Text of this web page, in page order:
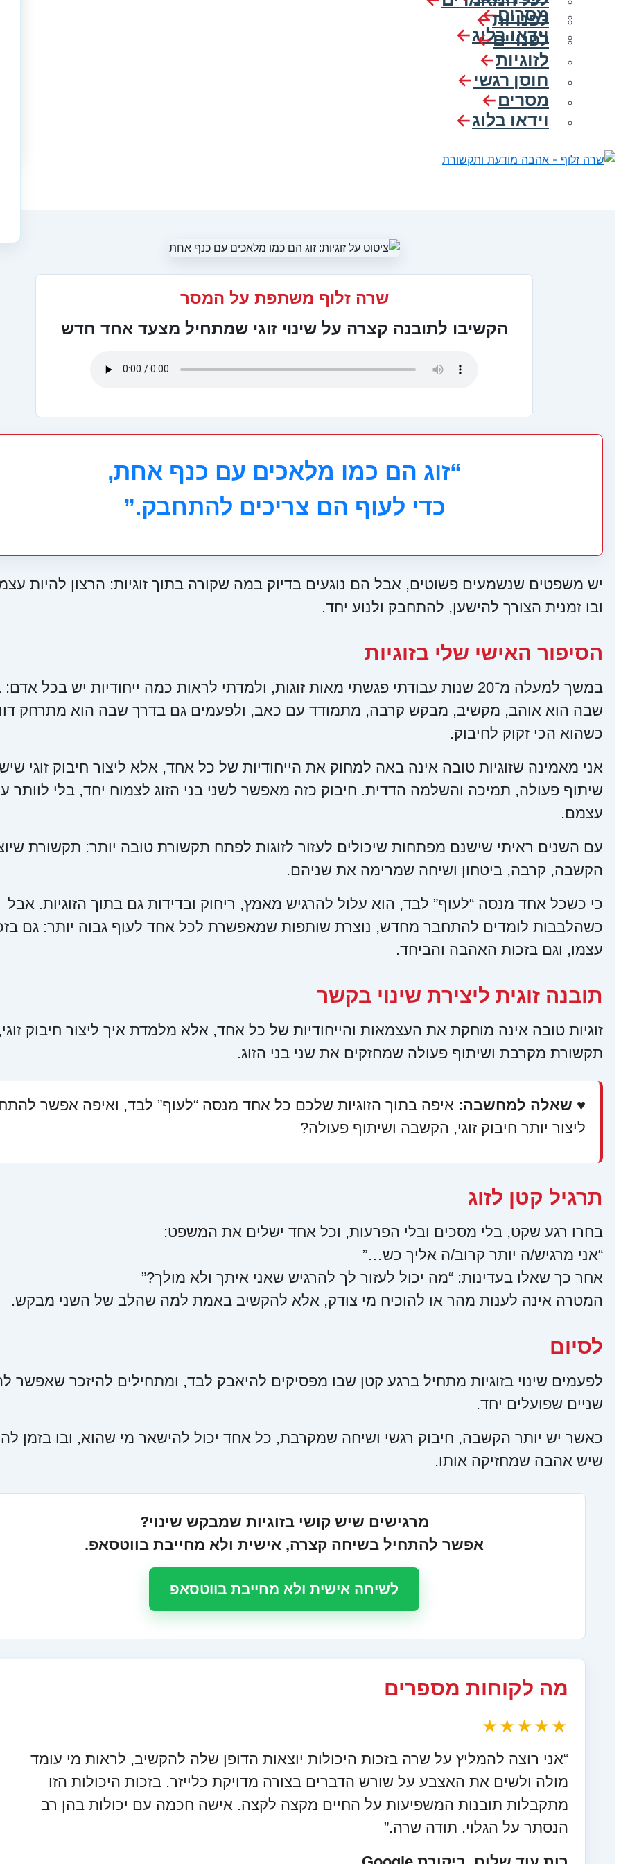
מסרים
וידאו בלוג
לפנויות
לפנויים
לזוגיות
חוסן רגשי
מסרים
וידאו בלוג
שרה זלוף משתפת על המסר
הקשיבו לתובנה קצרה על שינוי זוגי שמתחיל מצעד אחד חדש
“זוג הם כמו מלאכים עם כנף אחת,
כדי לעוף הם צריכים להתחבק.”
יש משפטים שנשמעים פשוטים, אבל הם נוגעים בדיוק במה שקורה בתוך זוגיות: הרצון להיות
ובו זמנית הצורך להישען, להתחבק ולנוע יחד.
הסיפור האישי שלי בזוגיות
במשך למעלה מ־20 שנות עבודתי פגשתי מאות זוגות, ולמדתי לראות כמה ייחודיות יש בכל
שבה הוא אוהב, מקשיב, מבקש קרבה, מתמודד עם כאב, ולפעמים גם בדרך שבה הוא מתרחק
כשהוא הכי זקוק לחיבוק.
אני מאמינה שזוגיות טובה אינה באה למחוק את הייחודיות של כל אחד, אלא ליצור חיבוק זוגי
שיתוף פעולה, תמיכה והשלמה הדדית. חיבוק כזה מאפשר לשני בני הזוג לצמוח יחד, בלי לוותר
עצמם.
עם השנים ראיתי שישנם מפתחות שיכולים לעזור לזוגות לפתח תקשורת טובה יותר: תקשורת
הקשבה, קרבה, ביטחון ושיחה שמרימה את שניהם.
כי כשכל אחד מנסה “לעוף” לבד, הוא עלול להרגיש מאמץ, ריחוק ובדידות גם בתוך הזוגיות. אבל
כשהלבבות לומדים להתחבר מחדש, נוצרת שותפות שמאפשרת לכל אחד לעוף גבוה יותר: גם
עצמו, וגם בזכות האהבה והביחד.
תובנה זוגית ליצירת שינוי בקשר
זוגיות טובה אינה מוחקת את העצמאות והייחודיות של כל אחד, אלא מלמדת איך ליצור חיבוק
תקשורת מקרבת ושיתוף פעולה שמחזקים את שני בני הזוג.
♥ שאלה למחשבה: איפה בתוך הזוגיות שלכם כל אחד מנסה “לעוף” לבד, ואיפה אפשר
ליצור יותר חיבוק זוגי, הקשבה ושיתוף פעולה?
תרגיל קטן לזוג
בחרו רגע שקט, בלי מסכים ובלי הפרעות, וכל אחד ישלים את המשפט:
“אני מרגיש/ה יותר קרוב/ה אליך כש…”
אחר כך שאלו בעדינות: “מה יכול לעזור לך להרגיש שאני איתך ולא מולך?”
המטרה אינה לענות מהר או להוכיח מי צודק, אלא להקשיב באמת למה שהלב של השני מבקש.
לסיום
לפעמים שינוי בזוגיות מתחיל ברגע קטן שבו מפסיקים להיאבק לבד, ומתחילים להיזכר שאפשר
שניים שפועלים יחד.
כאשר יש יותר הקשבה, חיבוק רגשי ושיחה שמקרבת, כל אחד יכול להישאר מי שהוא, ובו בזמן
שיש אהבה שמחזיקה אותו.
מרגישים שיש קושי בזוגיות שמבקש שינוי?
אפשר להתחיל בשיחה קצרה, אישית ולא מחייבת בווטסאפ.
לשיחה אישית ולא מחייבת בווטסאפ
מה לקוחות מספרים
★★★★★
“אני רוצה להמליץ על שרה בזכות היכולות יוצאות הדופן שלה להקשיב, לראות מי עומד
מולה ולשים את האצבע על שורש הדברים בצורה מדויקת כלייזר. בזכות היכולות הזו
מתקבלות תובנות המשפיעות על החיים מקצה לקצה. אישה חכמה עם יכולות בהן רב
הנסתר על הגלוי. תודה שרה.”